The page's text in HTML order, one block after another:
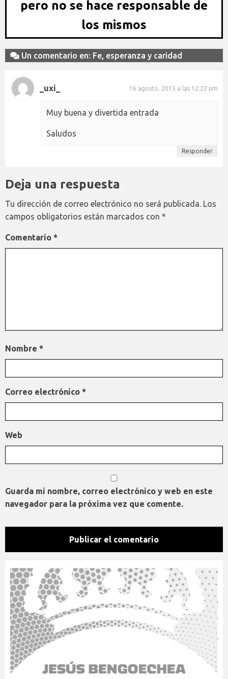
pero no se hace responsable de
los mismos
Un comentario en: Fe, esperanza y caridad
_uxi_ 16 agosto, 2015 a las 12:22 pm
Muy buena y divertida entrada
Saludos
Responder
Deja una respuesta
Tu dirección de correo electrónico no será publicada. Los
campos obligatorios están marcados con *
Comentario *
Nombre *
Correo electrónico *
Web
Guarda mi nombre, correo electrónico y web en este
navegador para la próxima vez que comente.